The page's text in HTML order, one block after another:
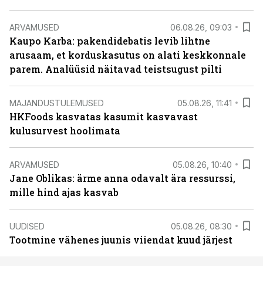
ARVAMUSED 06.08.26, 09:03
Kaupo Karba: pakendidebatis levib lihtne
arusaam, et korduskasutus on alati keskkonnale
parem. Analüüsid näitavad teistsugust pilti
MAJANDUSTULEMUSED 05.08.26, 11:41
HKFoods kasvatas kasumit kasvavast
kulusurvest hoolimata
ARVAMUSED 05.08.26, 10:40
Jane Oblikas: ärme anna odavalt ära ressurssi,
mille hind ajas kasvab
UUDISED 05.08.26, 08:30
Tootmine vähenes juunis viiendat kuud järjest